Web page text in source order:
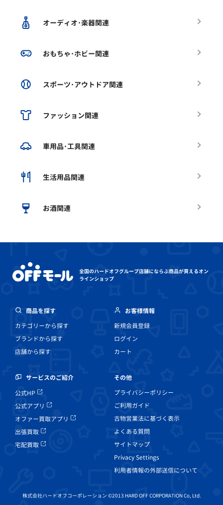
オーディオ･楽器関連
おもちゃ･ホビー関連
スポーツ･アウトドア関連
ファッション関連
車用品･工具関連
生活用品関連
お酒関連
全国のハードオフグループ店舗にならぶ商品が買えるオン
ラインショップ
商品を探す
カテゴリーから探す
ブランドから探す
店舗から探す
お客様情報
新規会員登録
ログイン
カート
サービスのご紹介
公式HP
公式アプリ
オファー買取アプリ
出張買取
宅配買取
その他
プライバシーポリシー
ご利用ガイド
古物営業法に基づく表示
よくある質問
サイトマップ
Privacy Settings
利用者情報の外部送信について
株式会社ハードオフコーポレーション ©2013 HARD OFF CORPORATION Co, Ltd.